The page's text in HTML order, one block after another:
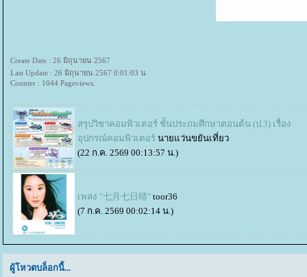
Create Date : 26 มิถุนายน 2567
Last Update : 26 มิถุนายน 2567 0:01:03 น.
Counter : 1044 Pageviews.
สรุปวิชาคอมพิวเตอร์ ชั้นประถมศึกษาตอนต้น (ป.3) เรื่อง
อุปกรณ์คอมพิวเตอร์ นายแว่นขยันเที่ยว
(22 ก.ค. 2569 00:13:57 น.)
เพลง "七月七日晴" toor36
(7 ก.ค. 2569 00:02:14 น.)
ผู้โหวตบล็อกนี้...